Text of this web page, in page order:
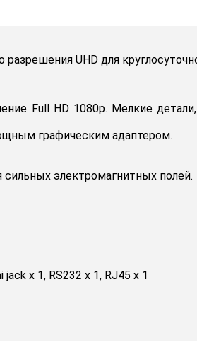
UHD для
Full HD 1080p. Мелкие
графическим адаптером.
электромагнитных полей.
x 1, RS232 x 1, RJ45 x 1